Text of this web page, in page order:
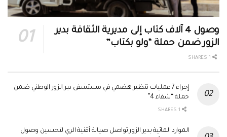
وصول 4 آلاف كتاب إلى مديرية الثقافة بدير
الزور ضمن حملة “ولو بكتاب”
إجراء 7 عمليات تنظير هضمي في مستشفى دير الزور الوطني ضمن
حملة “شفاء 4”
الموارد المائية بدير الزور تواصل صيانة أقنية الري لتحسين وصول